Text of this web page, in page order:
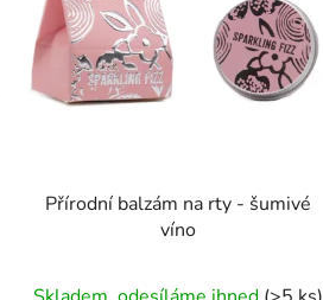
Přírodní balzám na rty - šumivé
víno